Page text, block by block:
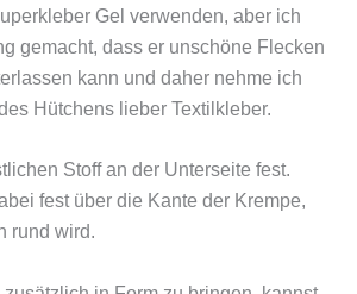
Gel verwenden, aber ich
gemacht, dass er unschöne Flecken
kann und daher nehme ich
Hütchens lieber Textilkleber.
Stoff an der Unterseite fest.
fest über die Kante der Krempe,
rund wird.